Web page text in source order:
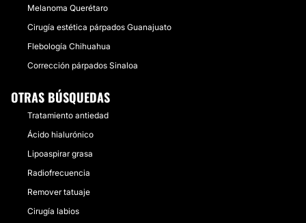
Melanoma Querétaro
Cirugía estética párpados Guanajuato
Flebología Chihuahua
Corrección párpados Sinaloa
OTRAS BÚSQUEDAS
Tratamiento antiedad
Ácido hialurónico
Lipoaspirar grasa
Radiofrecuencia
Remover tatuaje
Cirugía labios